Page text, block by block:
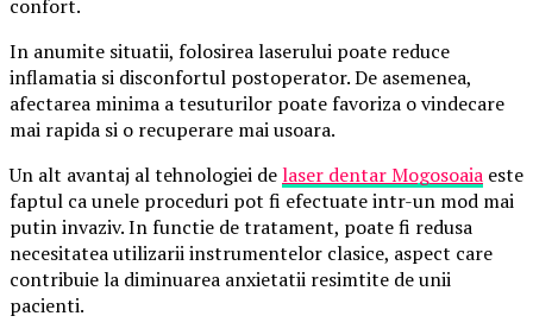
confort.
In anumite situatii, folosirea laserului poate reduce
inflamatia si disconfortul postoperator. De asemenea,
afectarea minima a tesuturilor poate favoriza o vindecare
mai rapida si o recuperare mai usoara.
Un alt avantaj al tehnologiei delaser dentar Mogosoaia este
faptul ca unele proceduri pot fi efectuate intr-un mod mai
putin invaziv. In functie de tratament, poate fi redusa
necesitatea utilizarii instrumentelor clasice, aspect care
contribuie la diminuarea anxietatii resimtite de unii
pacienti.